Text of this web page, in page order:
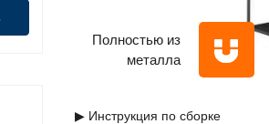
Полностью из
металла
▶ Инструкция по сборке